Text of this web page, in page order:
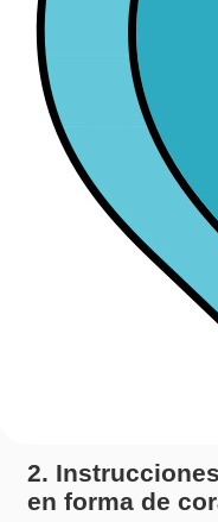
2.
en forma de